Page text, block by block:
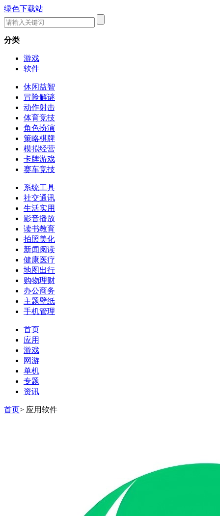
绿色下载站
分类
游戏
软件
休闲益智
冒险解谜
动作射击
体育竞技
角色扮演
策略棋牌
模拟经营
卡牌游戏
赛车竞技
系统工具
社交通讯
生活实用
影音播放
读书教育
拍照美化
新闻阅读
健康医疗
地图出行
购物理财
办公商务
主题壁纸
手机管理
首页
应用
游戏
网游
单机
专题
资讯
首页> 应用软件